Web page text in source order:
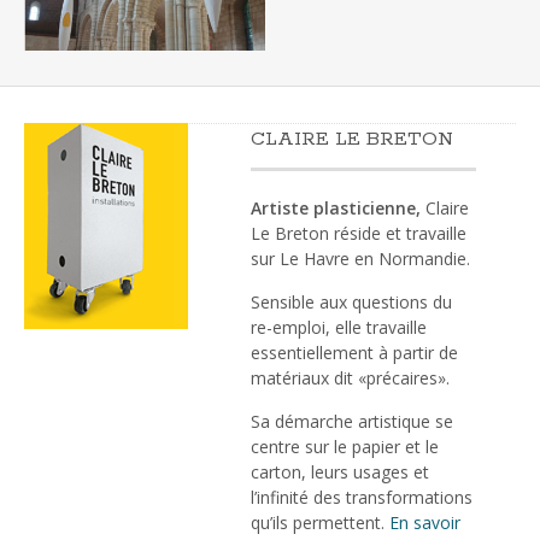
CLAIRE LE BRETON
Artiste plasticienne, Claire
Le Breton réside et travaille
sur Le Havre en Normandie.
Sensible aux questions du
re-emploi, elle travaille
essentiellement à partir de
matériaux dit «précaires».
Sa démarche artistique se
centre sur le papier et le
carton, leurs usages et
l’infinité des transformations
qu’ils permettent. En savoir